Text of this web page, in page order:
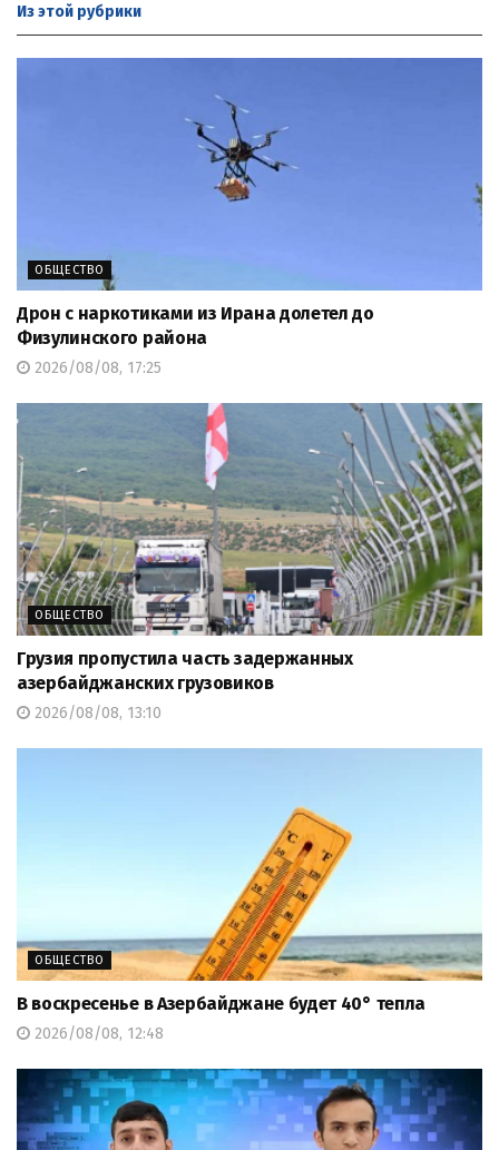
Из этой рубрики
ОБЩЕСТВО
Дрон с наркотиками из Ирана долетел до
Физулинского района
2026/08/08, 17:25
ОБЩЕСТВО
Грузия пропустила часть задержанных
азербайджанских грузовиков
2026/08/08, 13:10
ОБЩЕСТВО
В воскресенье в Азербайджане будет 40° тепла
2026/08/08, 12:48